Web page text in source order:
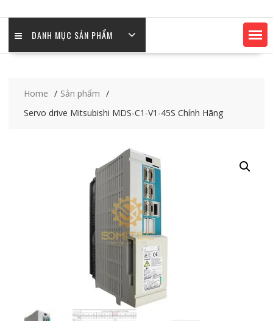
DANH MỤC SẢN PHẨM
Home
Sản phẩm
Servo drive Mitsubishi MDS-C1-V1-45S Chính Hãng